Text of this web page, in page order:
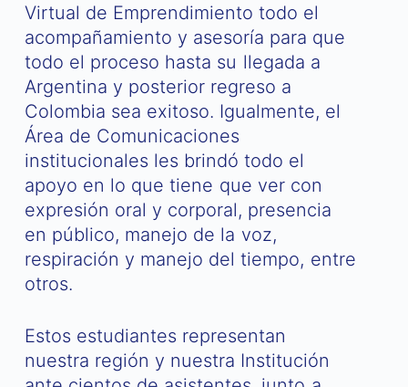
Virtual de Emprendimiento todo el
acompañamiento y asesoría para que
todo el proceso hasta su llegada a
Argentina y posterior regreso a
Colombia sea exitoso. Igualmente, el
Área de Comunicaciones
institucionales les brindó todo el
apoyo en lo que tiene que ver con
expresión oral y corporal, presencia
en público, manejo de la voz,
respiración y manejo del tiempo, entre
otros.
Estos estudiantes representan
nuestra región y nuestra Institución